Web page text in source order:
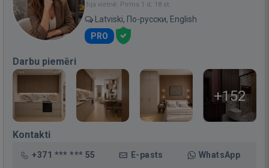
Bija vietnē: Pirms 1 d. 18 st.
Latviski, По-русски, English
PRO
Darbu piemēri
+152
Kontakti
+371 *** *** 55 E-pasts WhatsApp